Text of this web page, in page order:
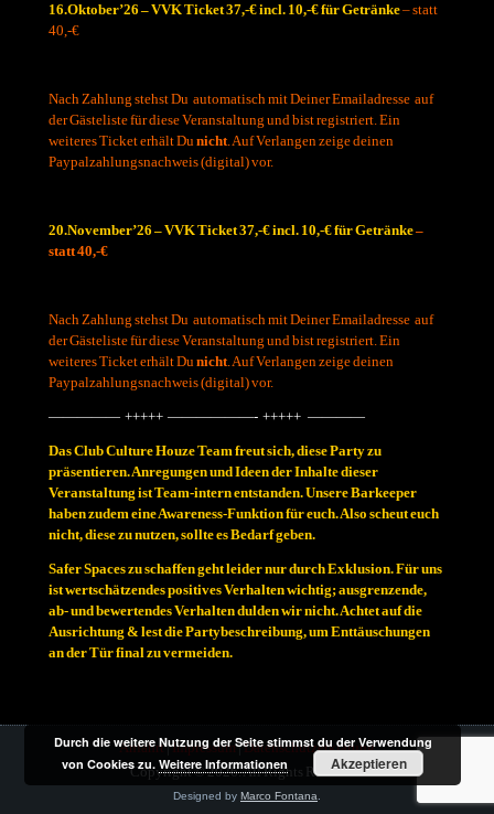
16.Oktober’26 – VVK Ticket 37,-€ incl. 10,-€ für Getränke– statt
40,-€
Nach Zahlung stehst Du automatisch mit Deiner Emailadresse auf
der Gästeliste für diese Veranstaltung und bist registriert. Ein
weiteres Ticket erhält Dunicht. Auf Verlangen zeige deinen
Paypalzahlungsnachweis (digital) vor.
20.November’26 – VVK Ticket 37,-€ incl. 10,-€ für Getränke–
statt 40,-€
Nach Zahlung stehst Du automatisch mit Deiner Emailadresse auf
der Gästeliste für diese Veranstaltung und bist registriert. Ein
weiteres Ticket erhält Dunicht. Auf Verlangen zeige deinen
Paypalzahlungsnachweis (digital) vor.
————— +++++ ——————- +++++ ————
Das Club Culture Houze Team freut sich, diese Party zu
präsentieren. Anregungen und Ideen der Inhalte dieser
Veranstaltung ist Team-intern entstanden. Unsere Barkeeper
haben zudem eine Awareness-Funktion für euch. Also scheut euch
nicht, diese zu nutzen, sollte es Bedarf geben.
Safer Spaces zu schaffen geht leider nur durch Exklusion. Für uns
ist wertschätzendes positives Verhalten wichtig; ausgrenzende,
ab- und bewertendes Verhalten dulden wir nicht. Achtet auf die
Ausrichtung & lest die Partybeschreibung, um Enttäuschungen
an der Tür final zu vermeiden.
Anfahrt|Impressum|Datenschutzerklärung
Copyright © 2026. All Rights Reserved.
Designed by Marco Fontana.
Durch die weitere Nutzung der Seite stimmst du der Verwendung
von Cookies zu.Weitere Informationen Akzeptieren